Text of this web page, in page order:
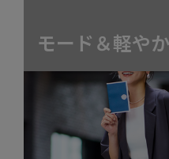
モー ド ＆軽やか